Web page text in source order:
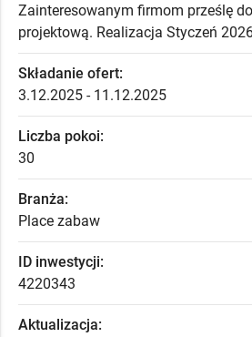
Zainteresowanym firmom prześlę
projektową. Realizacja Styczeń
Składanie ofert:
3.12.2025 - 11.12.2025
Liczba pokoi:
30
Branża:
Place zabaw
ID inwestycji:
4220343
Aktualizacja: